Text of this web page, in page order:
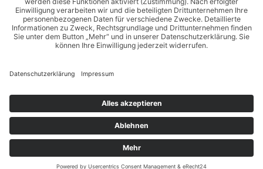
Impressum
Datenschutzerklärung
Disclaimer
Klutes Minigolf-Oase
© 2026 Klutes Minigolf-Oase. Built using WordPress and
Highlight Theme.